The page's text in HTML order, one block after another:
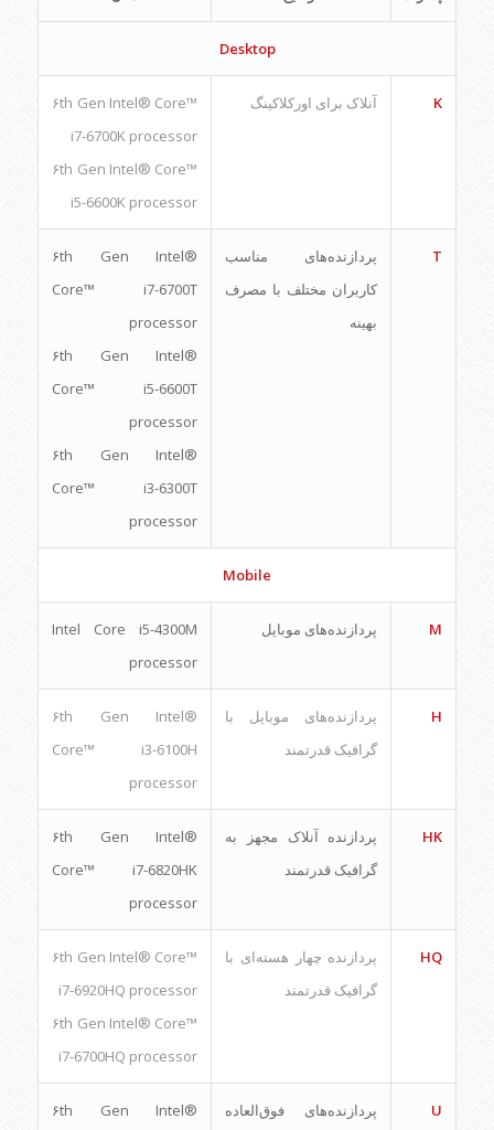
Desktop
K آنلاک برای اورکلاکینگ
۶th Gen Intel® Core™
i7-6700K processor
۶th Gen Intel® Core™
i5-6600K processor
T
پردازنده‌های مناسب
کاربران مختلف با مصرف
بهینه
۶th Gen Intel®
Core™ i7-6700T
processor
۶th Gen Intel®
Core™ i5-6600T
processor
۶th Gen Intel®
Core™ i3-6300T
processor
Mobile
M پردازنده‌های موبایل
Intel Core i5-4300M
processor
H
پردازنده‌های موبایل با
گرافیک قدرتمند
۶th Gen Intel®
Core™ i3-6100H
processor
HK
پردازنده آنلاک مجهز به
گرافیک قدرتمند
۶th Gen Intel®
Core™ i7-6820HK
processor
HQ
پردازنده چهار هسته‌ای با
گرافیک قدرتمند
۶th Gen Intel® Core™
i7-6920HQ processor
۶th Gen Intel® Core™
i7-6700HQ processor
U
پردازنده‌های فوق‌العاده
۶th Gen Intel®